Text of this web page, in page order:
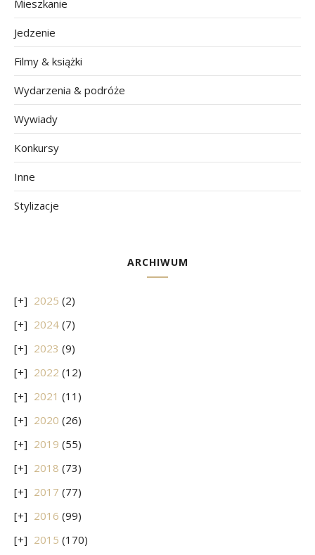
Mieszkanie
Jedzenie
Filmy & książki
Wydarzenia & podróże
Wywiady
Konkursy
Inne
Stylizacje
ARCHIWUM
2025 (2)
2024 (7)
2023 (9)
2022 (12)
2021 (11)
2020 (26)
2019 (55)
2018 (73)
2017 (77)
2016 (99)
2015 (170)